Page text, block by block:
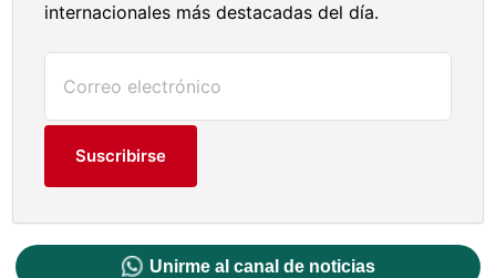
internacionales más destacadas del día.
Suscribirse
Unirme al canal de noticias